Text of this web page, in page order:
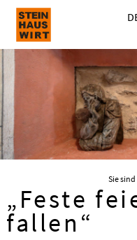
Sie
„Feste
fallen“